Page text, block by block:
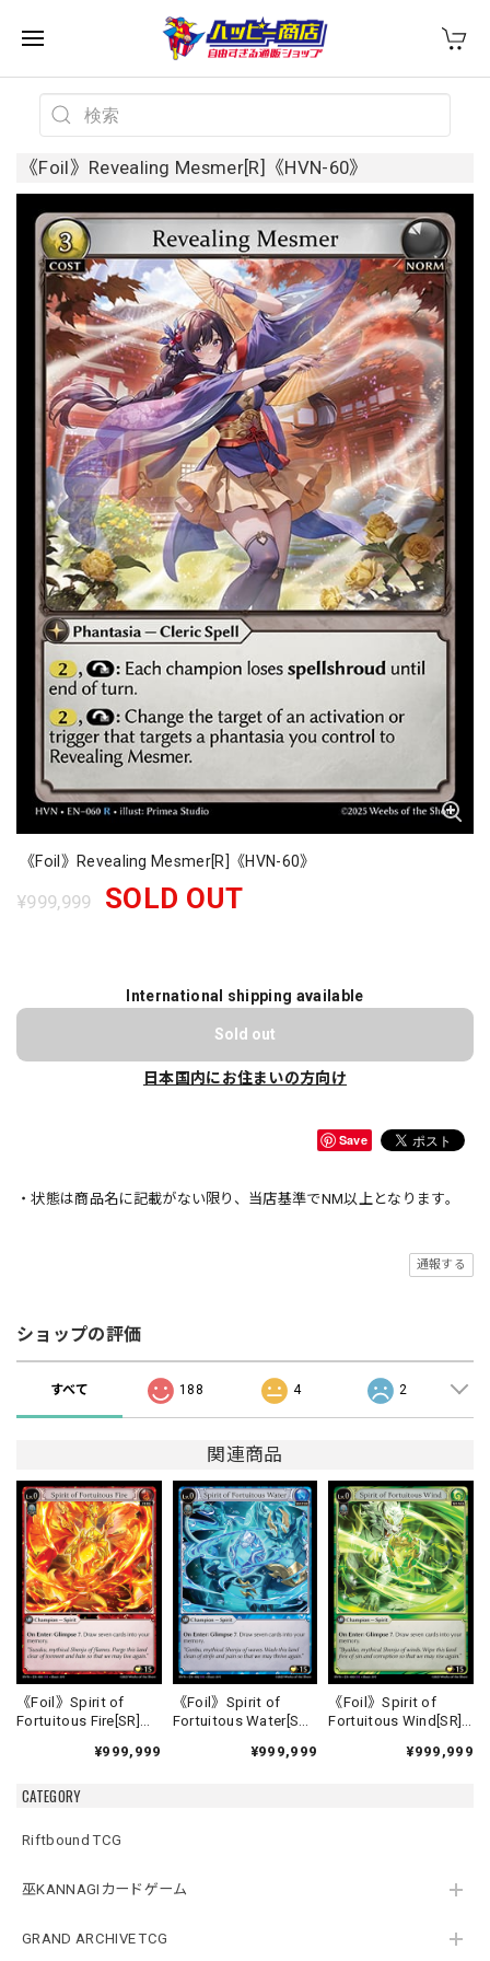
CATEGORY
Riftbound TCG
巫KANNAGIカードゲーム
GRAND ARCHIVE TCG
《Foil》Revealing Mesmer[R]《HVN-60》
《Foil》Revealing Mesmer[R]《HVN-60》
¥999,999 SOLD OUT
International shipping available
Sold out
日本国内にお住まいの方向け
Save
・状態は商品名に記載がない限り、当店基準でNM以上となります。
通報する
ショップの評価
すべて 188 4 2
関連商品
《Foil》Spirit of
Fortuitous Fire[SR]
¥999,999
《Foil》Spirit of
Fortuitous Water[SR]
¥999,999
《Foil》Spirit of
Fortuitous Wind[SR]
¥999,999